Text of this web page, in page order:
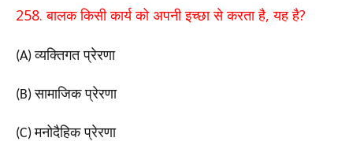
258.बालक किसी कार्य को अपनी इच्छा से करता है,यह है?
(A)व्यक्तिगत प्रेरणा
(B)सामाजिक प्रेरणा
(C)मनोदैहिक प्रेरणा